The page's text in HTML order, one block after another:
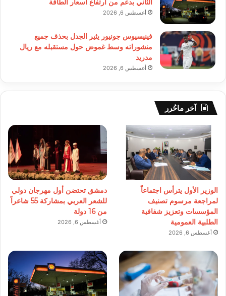
الثاني بدعم من ارتفاع أسعار الطاقة
أغسطس 6, 2026
فينيسيوس جونيور يثير الجدل بحذف جميع
منشوراته وسط غموض حول مستقبله مع ريال
مدريد
أغسطس 6, 2026
آخر ماحُرر
الوزير الأول يترأس اجتماعاً
لمراجعة مرسوم تصنيف
المؤسسات وتعزيز شفافية
الطلبية العمومية
أغسطس 6, 2026
دمشق تحتضن أول مهرجان دولي
للشعر العربي بمشاركة 55 شاعراً
من 16 دولة
أغسطس 6, 2026